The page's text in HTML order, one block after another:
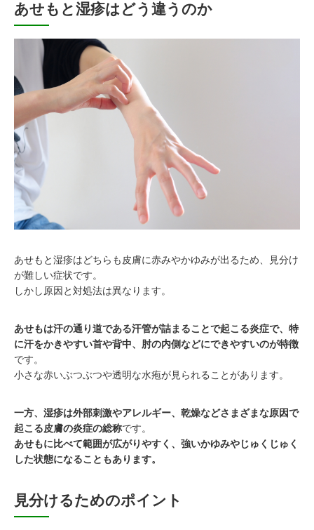
あせもと湿疹はどう違うのか
あせもと湿疹はどちらも皮膚に赤みやかゆみが出るため、見分け
が難しい症状です。
しかし原因と対処法は異なります。
あせもは汗の通り道である汗管が詰まることで起こる炎症で、特
に汗をかきやすい首や背中、肘の内側などにできやすいのが特徴
です。
小さな赤いぶつぶつや透明な水疱が見られることがあります。
一方、湿疹は外部刺激やアレルギー、乾燥などさまざまな原因で
起こる皮膚の炎症の総称です。
あせもに比べて範囲が広がりやすく、強いかゆみやじゅくじゅく
した状態になることもあります。
見分けるためのポイント